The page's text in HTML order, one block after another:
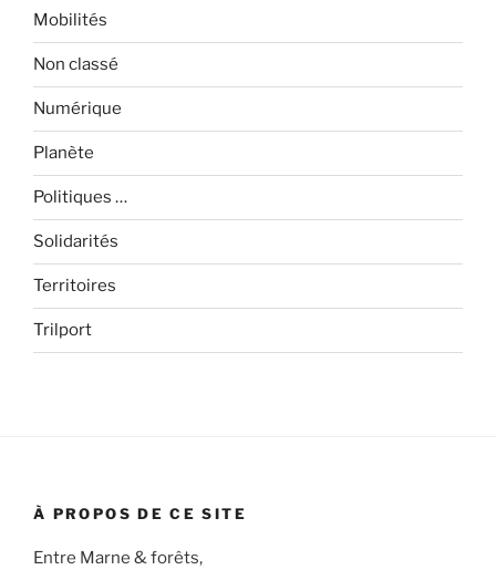
Mobilités
Non classé
Numérique
Planète
Politiques …
Solidarités
Territoires
Trilport
À PROPOS DE CE SITE
Entre Marne & forêts,